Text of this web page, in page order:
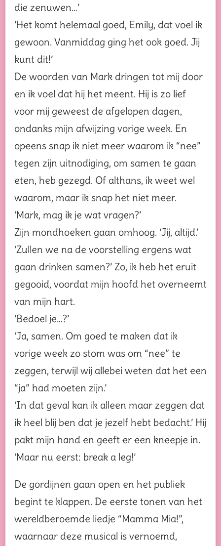
die zenuwen…’
‘Het komt helemaal goed, Emily, dat voel ik
gewoon. Vanmiddag ging het ook goed. Jij
kunt dit!’
De woorden van Mark dringen tot mij door
en ik voel dat hij het meent. Hij is zo lief
voor mij geweest de afgelopen dagen,
ondanks mijn afwijzing vorige week. En
opeens snap ik niet meer waarom ik “nee”
tegen zijn uitnodiging, om samen te gaan
eten, heb gezegd. Of althans, ik weet wel
waarom, maar ik snap het niet meer.
‘Mark, mag ik je wat vragen?’
Zijn mondhoeken gaan omhoog. ‘Jij, altijd.’
‘Zullen we na de voorstelling ergens wat
gaan drinken samen?’ Zo, ik heb het eruit
gegooid, voordat mijn hoofd het overneemt
van mijn hart.
‘Bedoel je…?’
‘Ja, samen. Om goed te maken dat ik
vorige week zo stom was om “nee” te
zeggen, terwijl wij allebei weten dat het een
“ja” had moeten zijn.’
‘In dat geval kan ik alleen maar zeggen dat
ik heel blij ben dat je jezelf hebt bedacht.’ Hij
pakt mijn hand en geeft er een kneepje in.
‘Maar nu eerst: break a leg!’
De gordijnen gaan open en het publiek
begint te klappen. De eerste tonen van het
wereldberoemde liedje “Mamma Mia!”,
waarnaar deze musical is vernoemd,